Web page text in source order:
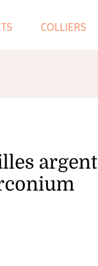
COLLIERS
argent